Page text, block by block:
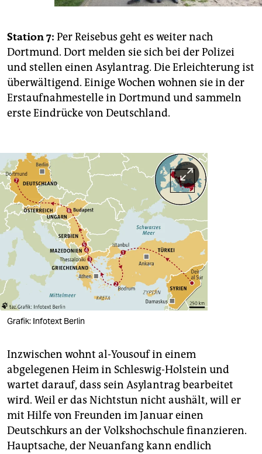
Station 7: Per Reisebus geht es weiter nach
Dortmund. Dort melden sie sich bei der Polizei
und stellen einen Asylantrag. Die Erleichterung ist
überwältigend. Einige Wochen wohnen sie in der
Erstaufnahmestelle in Dortmund und sammeln
erste Eindrücke von Deutschland.
Grafik: Infotext Berlin
Inzwischen wohnt al-Yousouf in einem
abgelegenen Heim in Schleswig-Holstein und
wartet darauf, dass sein Asylantrag bearbeitet
wird. Weil er das Nichtstun nicht aushält, will er
mit Hilfe von Freunden im Januar einen
Deutschkurs an der Volkshochschule finanzieren.
Hauptsache, der Neuanfang kann endlich